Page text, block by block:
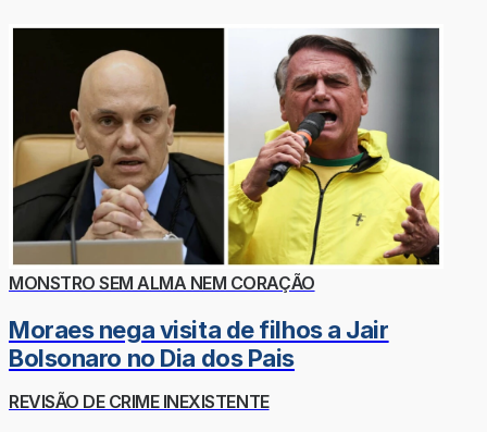
MONSTRO SEM ALMA NEM CORAÇÃO
Moraes nega visita de filhos a Jair
Bolsonaro no Dia dos Pais
REVISÃO DE CRIME INEXISTENTE